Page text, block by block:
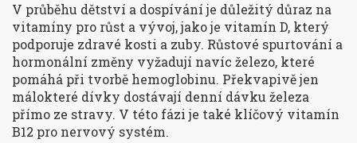
V průběhu dětství a dospívání je důležitý důraz na
vitamíny pro růst a vývoj, jako je vitamín D, který
podporuje zdravé kosti a zuby. Růstové spurtování a
hormonální změny vyžadují navíc železo, které
pomáhá při tvorbě hemoglobinu. Překvapivě jen
málokteré dívky dostávají denní dávku železa
přímo ze stravy. V této fázi je také klíčový vitamín
B12 pro nervový systém.